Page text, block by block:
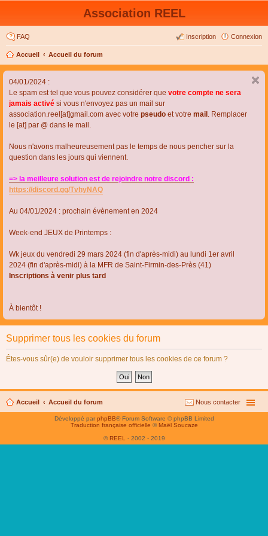
Association REEL
FAQ Connexion
Inscription
Accueil Accueil du forum
04/01/2024 :
Le spam est tel que vous pouvez considérer que votre compte ne sera
jamais activé si vous n'envoyez pas un mail sur
association.reel[at]gmail.com avec votre pseudo et votre mail . Remplacer
le [at] par @ dans le mail.
Nous n'avons malheureusement pas le temps de nous pencher sur la
question dans les jours qui viennent.
=> la meilleure solution est de rejoindre notre discord :
https://discord.gg/TvhyNAQ
Au 04/01/2024 : prochain évènement en 2024
Week-end JEUX de Printemps :
Wk jeux du vendredi 29 mars 2024 (fin d'après-midi) au lundi 1er avril
2024 (fin d'après-midi) à la MFR de Saint-Firmin-des-Près (41)
Inscriptions à venir plus tard
À bientôt !
Supprimer tous les cookies du forum
Êtes-vous sûr(e) de vouloir supprimer tous les cookies de ce forum ?
Accueil Accueil du forum Nous contacter
Développé parphpBB® Forum Software © phpBB Limited
Traduction française officielle © Maël Soucaze
© REEL - 2002 - 2019